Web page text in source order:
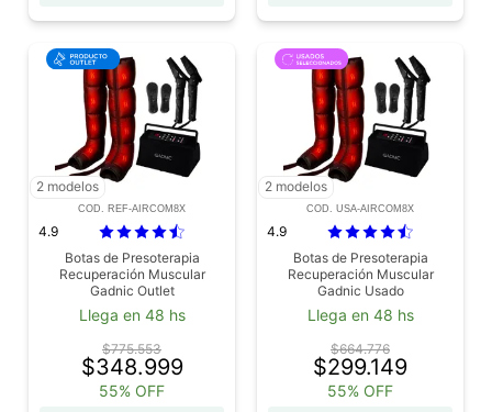
2 modelos
COD. REF-AIRCOM8X
4.9
Botas de Presoterapia
Recuperación Muscular
Gadnic Outlet
Llega en 48 hs
$775.553
$348.999
55% OFF
2 modelos
COD. USA-AIRCOM8X
4.9
Botas de Presoterapia
Recuperación Muscular
Gadnic Usado
Llega en 48 hs
$664.776
$299.149
55% OFF